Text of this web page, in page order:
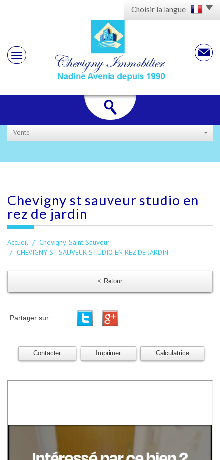
Choisir la langue
Vente
chevigny st sauveur studio en
rez de jardin
Accueil
Chevigny-Saint-Sauveur
CHEVIGNY ST SAUVEUR STUDIO EN REZ DE JARDIN
< Retour
Partager sur
Contacter Imprimer Calculatrice